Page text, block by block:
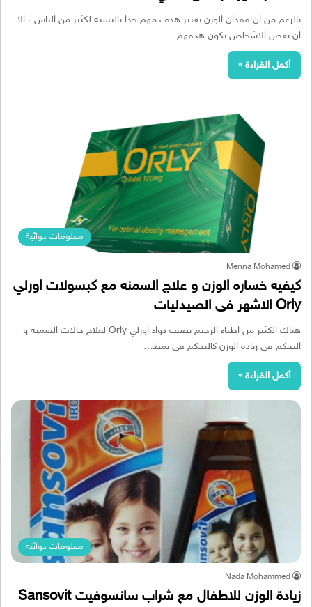
بالرغم من ان فقدان الوزن يعتبر هدف مهم جدا بالنسبه لكثير من الناس ، الا
ان بعض الاشخاص يكون هدفهم…
أكمل القراءة »
معلومات دوائية
Menna Mohamed
كيفيه خساره الوزن و علاج السمنه مع كبسولات اورلي
Orly الاشهر فى الصيدليات
هناك الكثير من اطباء الرجيم يصف دواء اورلي Orly لعلاج حالات السمنه و
التحكم فى زياده الوزن كالتحكم فى نمط…
أكمل القراءة »
معلومات دوائية
Nada Mohammed
زيادة الوزن للاطفال مع شراب سانسوفيت Sansovit